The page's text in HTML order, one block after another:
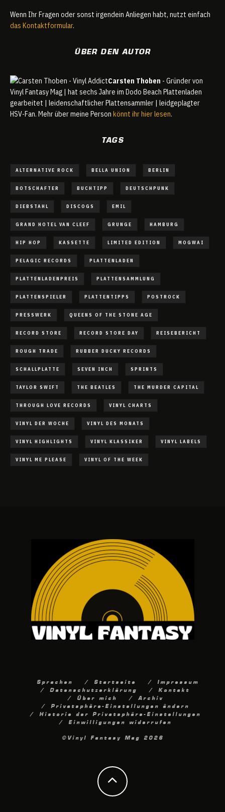
Wenn Ihr Fragen oder sonst irgendein Anliegen habt, nutzt einfach
das Kontaktformular.
ÜBER DEN AUTOR
Carsten Thoben - Gründer von
Vinyl Fantasy Mag | hat sechs Jahre im Dodo Beach Plattenladen
gearbeitet | leidenschaftlicher Plattensammler | leidgeplagter
HSV-Fan. Mehr über meine Person könnt ihr hier lesen.
TAGS
ALTERNATIVE ROCK BELLA UNION BERLIN
BOTSCHAFTER BUCHTIPP DEUTSCHPUNK
DIEBSTAHL DISCOGS EMIL
GRAND HOTEL VAN CLEEF GRUNGE HAMBURG
HIP HOP KASSETTE LIMITED EDITION MOGWAI
PELAGIC RECORDS PLATTENLADEN
PLATTENLADENPREIS PLATTENSAMMLUNG
PLATTENSPIELER PLATTENTIPPS POSTROCK
PRESSWERK QUEENS OF THE STONE AGE
RECORD STORE RECORD STORE DAY REISEBERICHT
ROUGH TRADE RUBBER DUCKY RECORDS
SCHALLPLATTE SEVEN INCH SPRINTS
TAYLOR SWIFT THE BEATLES THE MURDER CAPITAL
THROUGH LOVE RECORDS VINYL CHARTS
VINYL DER WOCHE VINYL DES MONATS
VINYL HIGHLIGHTS VINYL KLASSIKER VINYL LABELS
VINYL ME PLEASE VINYL OF THE WEEK
Sprachen Startseite Impressum
Datenschutzerklärung Kontakt
Über mich Archiv
Privatsphäre-Einstellungen ändern
Historie der Privatsphäre-Einstellungen
Einwilligungen widerrufen
©Vinyl Fantasy Mag 2026